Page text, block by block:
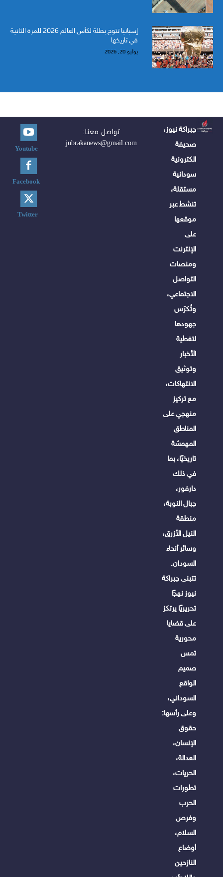
إسبانيا تتوج بطلة لكأس العالم 2026 للمرة الثانية
في تاريخها
يوليو 20, 2026
جبراكة نيوز،
صحيفة
الكترونية
سودانية
مستقلة،
تنشط عبر
موقعها
على
الإنترنت
ومنصات
التواصل
الاجتماعي،
وتُكرّس
جهودها
لتغطية
الأخبار
وتوثيق
الانتهاكات،
مع تركيز
منهجي على
المناطق
المهمشة
تاريخيًا، بما
في ذلك
دارفور،
جبال النوبة،
منطقة
النيل الأزرق،
وسائر أنحاء
السودان.
تتبنى جبراكة
نيوز نهجًا
تحريريًا يرتكز
على قضايا
محورية
تمس
صميم
الواقع
السوداني،
وعلى رأسها:
حقوق
الإنسان،
العدالة،
الحريات،
تطورات
الحرب
وفرص
السلام،
أوضاع
النازحين
تواصل معنا:
jubrakanews@gmail.com
Youtube
Facebook
Twitter